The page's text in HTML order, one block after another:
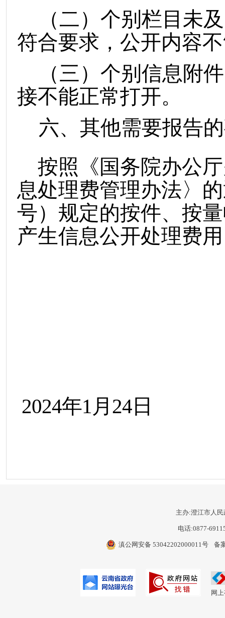
（二）个别栏目未
符合要求，公开内容
（三）个别信息附
接不能正常打开。
六、其他需要报告
按照《国务院办公
息处理费管理办法〉
号）规定的按件、按
产生信息公开处理费用
2024年1月 24日
主办:澄江市人民
电话:0877-
滇公网安备 53042202000011号 备
网